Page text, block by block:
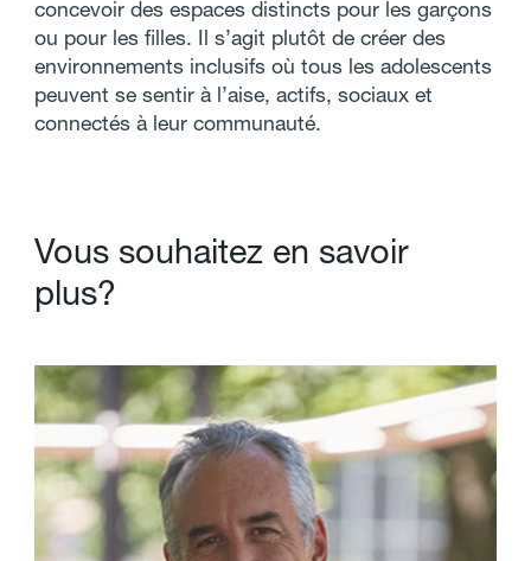
concevoir des espaces distincts pour les garçons
ou pour les filles. Il s’agit plutôt de créer des
environnements inclusifs où tous les adolescents
peuvent se sentir à l’aise, actifs, sociaux et
connectés à leur communauté.
Vous souhaitez en savoir
plus?